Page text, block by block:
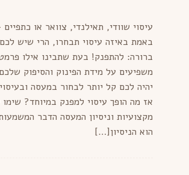
עיסוי שוודי, תאילנדי, צוואר או
באמת באיזה עיסוי תבחרו, הרי שיש
ברורה: להתפנק! בעת שתבינו אילו
משפיעים על מידת הפינוק והסיפוק
יהיה לכם קל יותר לבחור במעסה
אז מה הופך עיסוי למפנק במיוחד?
מקצועיות וניסיון המעסה הדבר
הוא הניסיון[…]